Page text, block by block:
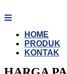
to
HOME
PRODUK
KONTAK